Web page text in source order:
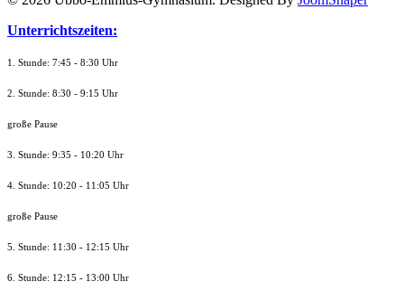
Unterrichtszeiten:
1. Stunde: 7:45 - 8:30 Uhr
2. Stunde: 8:30 - 9:15 Uhr
große Pause
3. Stunde: 9:35 - 10:20 Uhr
4. Stunde: 10:20 - 11:05 Uhr
große Pause
5. Stunde: 11:30 - 12:15 Uhr
6. Stunde: 12:15 - 13:00 Uhr